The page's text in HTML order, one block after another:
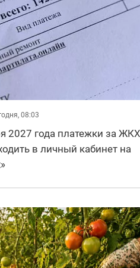
08:03
2027 года платежки за ЖКХ
в личный кабинет на